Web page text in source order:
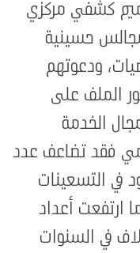
2003 أوّل تعميم كشفي مركزي
حسينية
ودعوتهم
الملف على
الخدمة
فقد تضاعف عدد
في التسعينات
في العام 2024، كما ارتفعت أعداد
في السنوات